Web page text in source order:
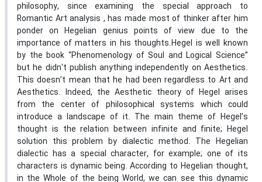
philosophy, since examining the special approach to
Romantic Art analysis , has made most of thinker after him
ponder on Hegelian genius points of view due to the
importance of matters in his thoughts.Hegel is well known
by the book “Phenomenology of Soul and Logical Science”
but he didn't publish anything independently on Aesthetics.
This doesn’t mean that he had been regardless to Art and
Aesthetics. Indeed, the Aesthetic theory of Hegel arises
from the center of philosophical systems which could
introduce a landscape of it. The main theme of Hegel’s
thought is the relation between infinite and finite; Hegel
solution this problem by dialectic method. The Hegelian
dialectic has a special character, for example; one of its
characters is dynamic being. According to Hegelian thought,
in the Whole of the being World, we can see this dynamic